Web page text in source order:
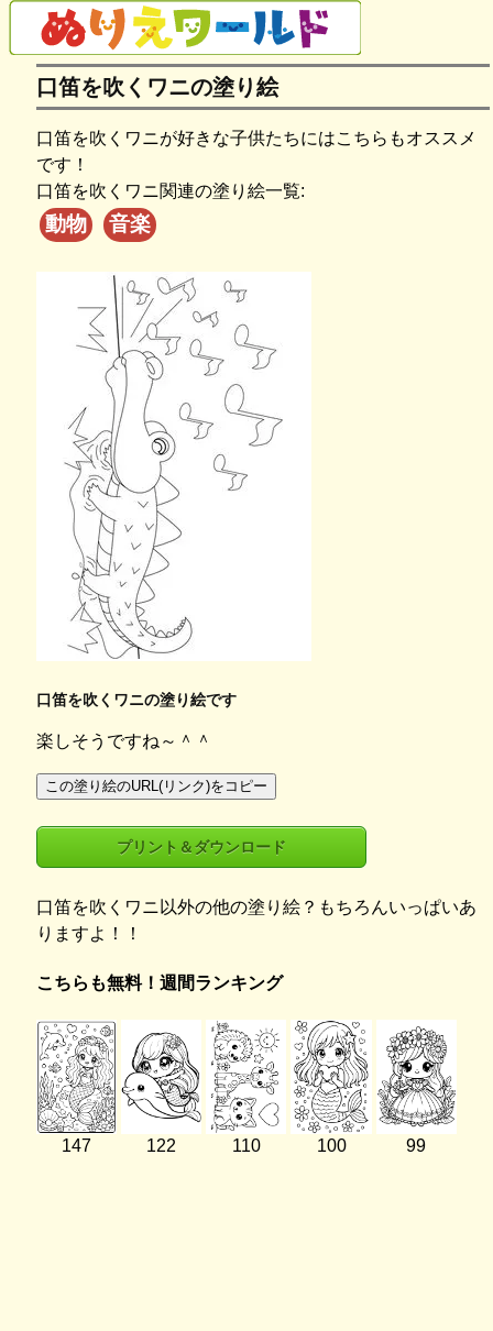
口笛を吹くワニの塗り絵
口笛を吹くワニが好きな子供たちにはこちらもオススメ
です！
口笛を吹くワニ関連の塗り絵一覧:
動物 音楽
口笛を吹くワニの塗り絵です
楽しそうですね～＾＾
この塗り絵のURL(リンク)をコピー
プリント＆ダウンロード
口笛を吹くワニ以外の他の塗り絵？もちろんいっぱいあ
りますよ！！
こちらも無料！週間ランキング
147 122 110 100 99